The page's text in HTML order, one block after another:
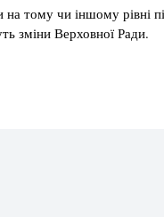
на тому чи іншому рівні
зміни Верховної Ради.